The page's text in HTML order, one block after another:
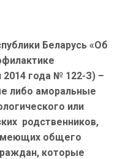
Беларусь «Об
2014 года № 122-З) –
либо аморальные
или
родственников,
общего
которые